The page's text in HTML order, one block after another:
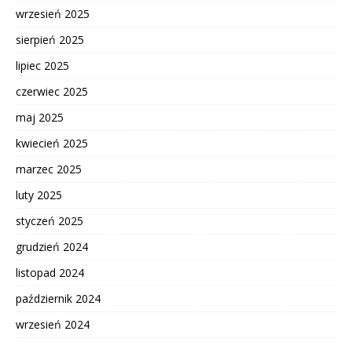
wrzesień 2025
sierpień 2025
lipiec 2025
czerwiec 2025
maj 2025
kwiecień 2025
marzec 2025
luty 2025
styczeń 2025
grudzień 2024
listopad 2024
październik 2024
wrzesień 2024